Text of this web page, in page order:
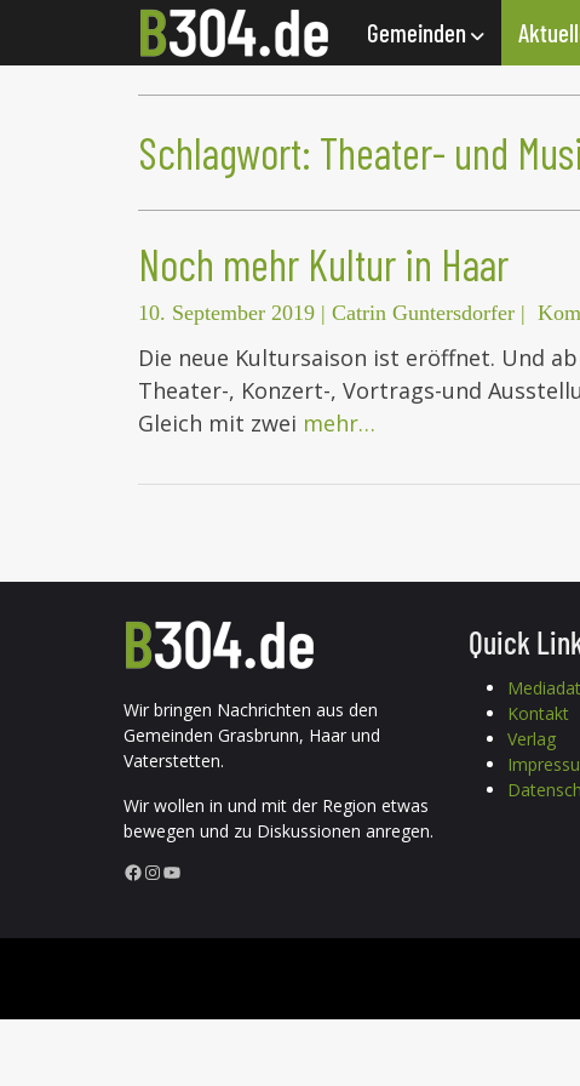
Gemeinden
Schlagwort: Theater- und
Noch mehr Kultur in Haar
10. September 2019 | Catrin Guntersdorfer |
Die neue Kultursaison ist eröffnet. Und
Theater-, Konzert-, Vortrags-und
Gleich mit zwei mehr…
Wir bringen Nachrichten aus den
Gemeinden Grasbrunn, Haar und
Vaterstetten.
Wir wollen in und mit der Region etwas
bewegen und zu Diskussionen anregen.
Facebook InstagramYouTube
Quick
Kontakt
Verlag